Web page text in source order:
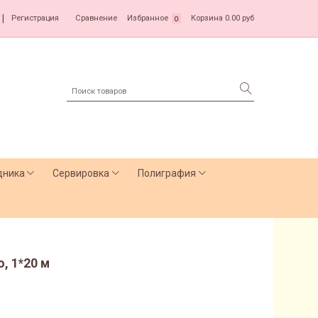
Регистрация Сравнение Избранное 0 Корзина 0.00 руб
Сервировка Полиграфия
1*20 м